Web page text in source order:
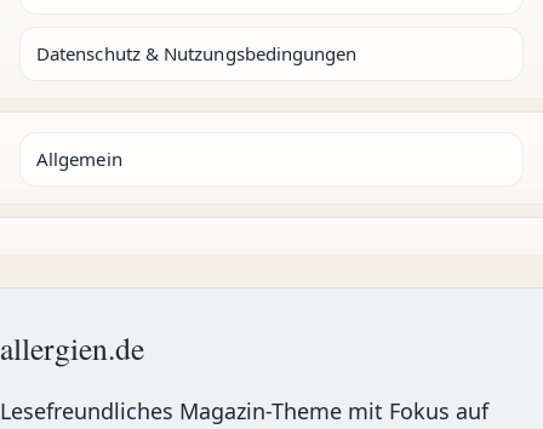
Datenschutz & Nutzungsbedingungen
Allgemein
allergien.de
Lesefreundliches Magazin-Theme mit Fokus auf